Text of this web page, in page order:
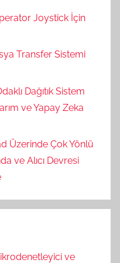
Joystick İçin
Transfer Sistemi
Dağıtık Sistem
ve Yapay Zeka
Üzerinde Çok Yönlü
ve Alıcı Devresi
ve